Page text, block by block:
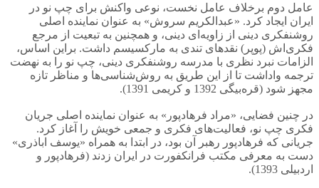
عامل دوم برخلاف عامل نخست، نوعی واکنش برای چپ نو در
ایران ایجاد کرد. «عبدالکریم سروش» به عنوان نماینده اصلی
روشنفکری دینی از زاویه‌ای دینی، و همچنین به تبعیت از مرجع
فکری‌اش (پوپر) نقدهای تندی به مارکسیسم داشت. براین اساس،
الزامات نبرد نظری با مدرسه روشنفکری دینی، چپ نو را به نهضت
ترجمه واداشت تا از این طریق به روش‌شناسی‌ها و مناظر تازه
مجهز شود (قره‌بیگی 1392 و کریمی 1391).
در چنین فضایی، «مراد فرهادپور» به عنوان نماینده اصلی جریان
فکری چپ نو، فعالیت‌های فکری و جمعی خویش را آغاز کرد.
جریانی که فرهادپور رهبر آن بود، در ابتدا به همراه «یوسف اباذری»
دست به معرفی مکتب فرانکفورت در ایران زدند (فرهادپور و
اردبیلی 1393).